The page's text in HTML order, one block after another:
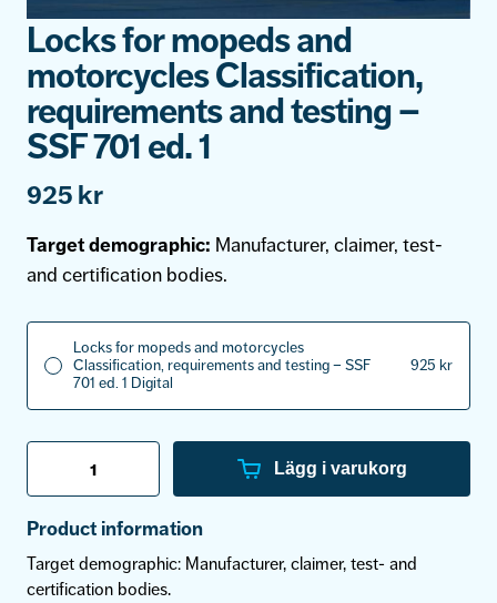
Locks for mopeds and
motorcycles Classification,
requirements and testing –
SSF 701 ed. 1
925 kr
Target demographic: Manufacturer, claimer, test-
and certification bodies.
Locks for mopeds and motorcycles
Classification, requirements and testing – SSF
701 ed. 1 Digital
925 kr
Locks
and
motorcycles
Classification,
requirements
and
testing
Lägg i varukorg
Product information
Target demographic: Manufacturer, claimer, test- and
certification bodies.